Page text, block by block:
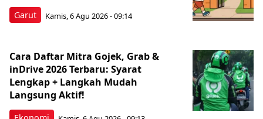
Garut Kamis, 6 Agu 2026 - 09:14
Cara Daftar Mitra Gojek, Grab &
inDrive 2026 Terbaru: Syarat
Lengkap + Langkah Mudah
Langsung Aktif!